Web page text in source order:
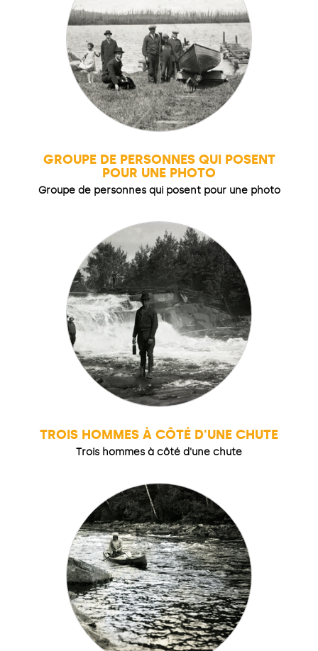
GROUPE DE PERSONNES QUI POSENT
POUR UNE PHOTO
Groupe de personnes qui posent pour une photo
TROIS HOMMES À CÔTÉ D'UNE CHUTE
Trois hommes à côté d'une chute